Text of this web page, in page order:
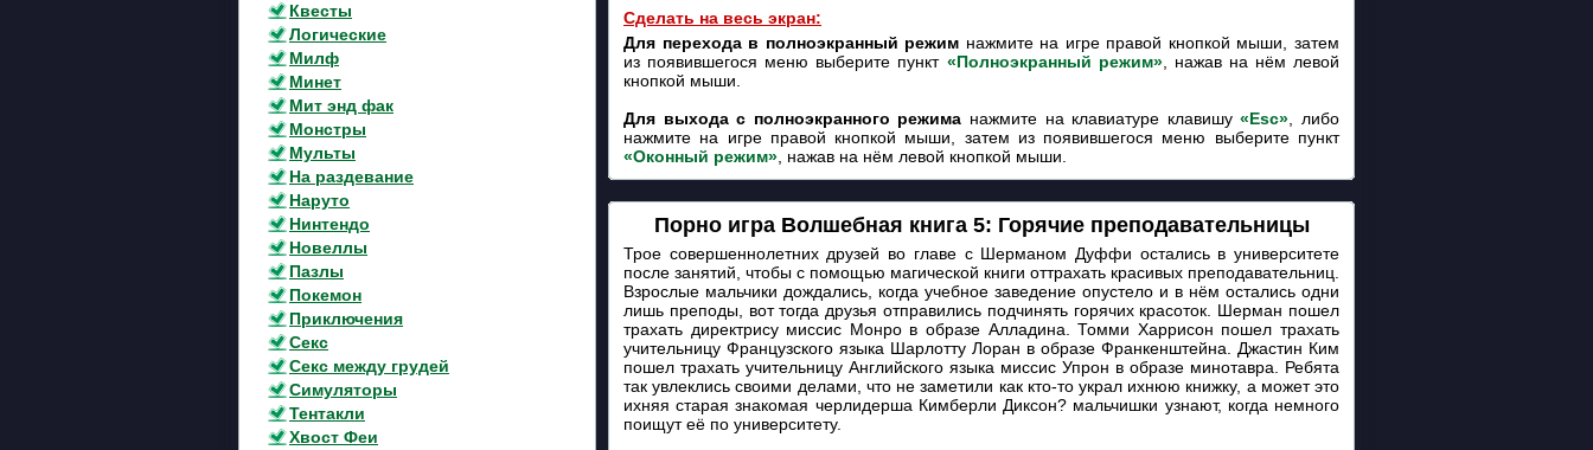
Квесты
Логические
Милф
Минет
Мит энд фак
Монстры
Мульты
На раздевание
Наруто
Нинтендо
Новеллы
Пазлы
Покемон
Приключения
Секс
Секс между грудей
Симуляторы
Тентакли
Хвост Феи
Сделать на весь экран:
Для перехода в полноэкранный режим нажмите на игре правой кнопкой мыши, затем
из появившегося меню выберите пункт «Полноэкранный режим», нажав на нём левой
кнопкой мыши.
Для выхода с полноэкранного режима нажмите на клавиатуре клавишу«Esc» , либо
нажмите на игре правой кнопкой мыши, затем из появившегося меню выберите пункт
«Оконный режим» , нажав на нём левой кнопкой мыши.
Порно игра Волшебная книга 5: Горячие преподавательницы
Трое совершеннолетних друзей во главе с Шерманом Дуффи остались в университете
после занятий, чтобы с помощью магической книги оттрахать красивых преподавательниц.
Взрослые мальчики дождались, когда учебное заведение опустело и в нём остались одни
лишь преподы, вот тогда друзья отправились подчинять горячих красоток. Шерман пошел
трахать директрису миссис Монро в образе Алладина. Томми Харрисон пошел трахать
учительницу Французского языка Шарлотту Лоран в образе Франкенштейна. Джастин Ким
пошел трахать учительницу Английского языка миссис Упрон в образе минотавра. Ребята
так увлеклись своими делами, что не заметили как кто-то украл ихнюю книжку, а может это
ихняя старая знакомая черлидерша Кимберли Диксон? мальчишки узнают, когда немного
поищут её по университету.